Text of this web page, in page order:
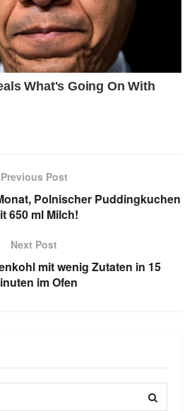
Previous Post
Polnischer Puddingkuchen
650 ml Milch!
Next Post
mit wenig Zutaten in 15
im Ofen